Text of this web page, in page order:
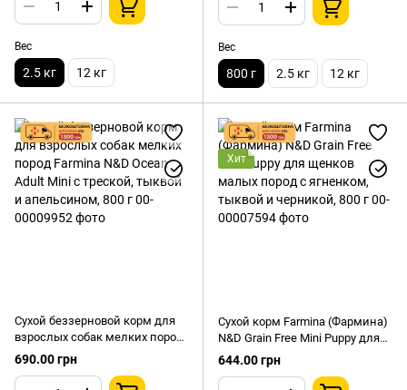
Вес
2.5 кг 12 кг
черникой, 800 г
Вес
800 г 2.5 кг 12 кг
Сухой беззерновой корм для
взрослых собак мелких пород
Farmina N&D Ocean Adult Mini с
треской, тыквой и
апельсином, 800 г
690.00 грн
Хит
Сухой корм Farmina (Фармина)
N&D Grain Free Mini Puppy для
щенков малых пород с
ягненком, тыквой и черникой,
644.00 грн